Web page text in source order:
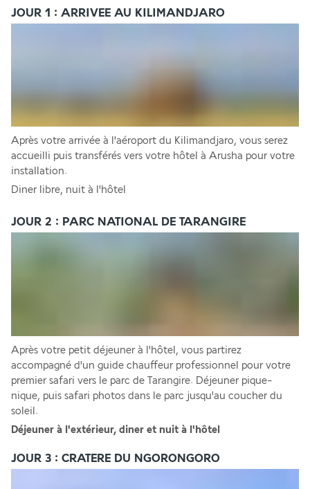
JOUR 1 : ARRIVEE AU KILIMANDJARO
Après votre arrivée à l'aéroport du Kilimandjaro, vous serez
accueilli puis transférés vers votre hôtel à Arusha pour votre
installation.
Diner libre, nuit à l'hôtel
JOUR 2 : PARC NATIONAL DE TARANGIRE
Après votre petit déjeuner à l'hôtel, vous partirez
accompagné d'un guide chauffeur professionnel pour votre
premier safari vers le parc de Tarangire. Déjeuner pique-
nique, puis safari photos dans le parc jusqu'au coucher du
soleil.
Déjeuner à l'extérieur, diner et nuit à l'hôtel
JOUR 3 : CRATERE DU NGORONGORO